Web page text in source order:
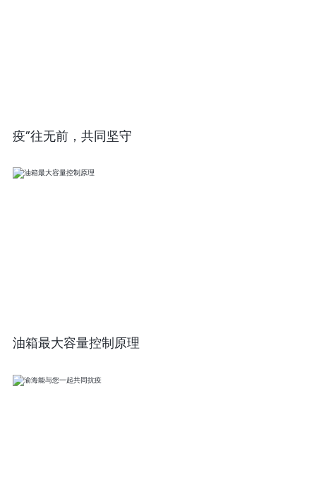
疫”往无前，共同坚守
油箱最大容量控制原理